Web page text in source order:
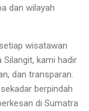
dan wilayah
wisatawan
Silangit, kami hadir
dan transparan.
berpindah
di Sumatra